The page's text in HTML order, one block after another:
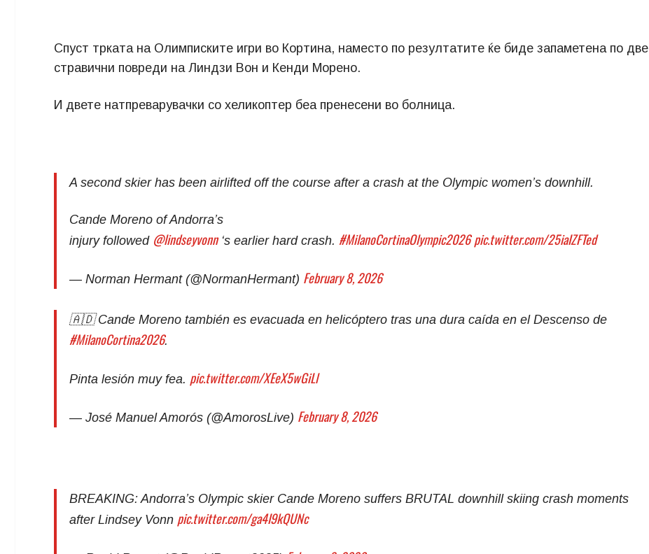
Спуст трката на Олимписките игри во Кортина, наместо по резултатите ќе биде запаметена по две
стравични повреди на Линдзи Вон и Кенди Морено.
И двете натпреварувачки со хеликоптер беа пренесени во болница.
A second skier has been airlifted off the course after a crash at the Olympic women’s downhill.
Cande Moreno of Andorra’s
injury followed @lindseyvonn‘s earlier hard crash. #MilanoCortinaOlympic2026 pic.twitter.com/25iaIZFTed
— Norman Hermant (@NormanHermant) February 8, 2026
🇦🇩 Cande Moreno también es evacuada en helicóptero tras una dura caída en el Descenso de
#MilanoCortina2026.
Pinta lesión muy fea. pic.twitter.com/XEeX5wGiLl
— José Manuel Amorós (@AmorosLive) February 8, 2026
BREAKING: Andorra’s Olympic skier Cande Moreno suffers BRUTAL downhill skiing crash moments
after Lindsey Vonn pic.twitter.com/ga4I9kQUNc